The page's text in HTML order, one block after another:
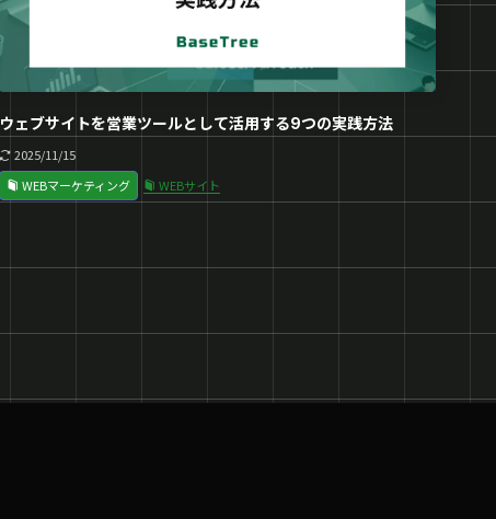
ウェブサイトを営業ツールとして活用する9つの実践方法
2025/11/15
WEBマーケティング
WEBサイト